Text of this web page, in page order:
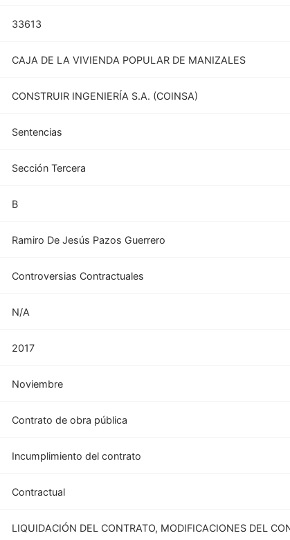
33613
CAJA DE LA VIVIENDA POPULAR DE MANIZALES
CONSTRUIR INGENIERÍA S.A. (COINSA)
Sentencias
Sección Tercera
B
Ramiro De Jesús Pazos Guerrero
Controversias Contractuales
N/A
2017
Noviembre
Contrato de obra pública
Incumplimiento del contrato
Contractual
LIQUIDACIÓN DEL CONTRATO, MODIFICACIONES DEL